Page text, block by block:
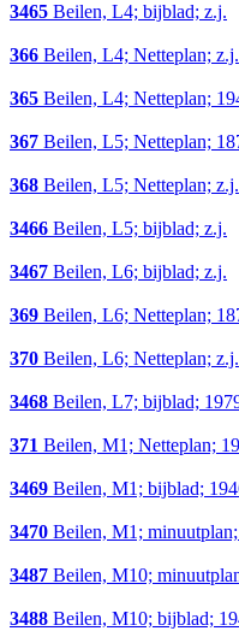
3465 Beilen, L4; bijblad; z.j.
366 Beilen, L4; Netteplan; z.j.
365 Beilen, L4; Netteplan;
367 Beilen, L5; Netteplan;
368 Beilen, L5; Netteplan; z.j.
3466 Beilen, L5; bijblad; z.j.
3467 Beilen, L6; bijblad; z.j.
369 Beilen, L6; Netteplan;
370 Beilen, L6; Netteplan; z.j.
3468 Beilen, L7; bijblad;
371 Beilen, M1; Netteplan;
3469 Beilen, M1; bijblad;
3470 Beilen, M1;
3487 Beilen, M10;
3488 Beilen, M10; bijblad;